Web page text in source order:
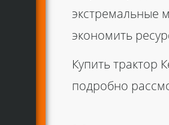
экстремальные
экономить
Купить трактор
подробно